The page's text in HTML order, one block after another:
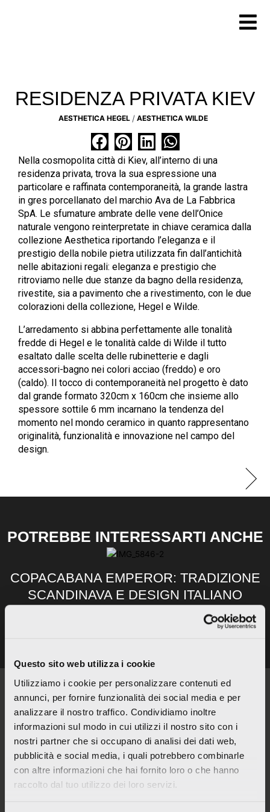
Questo sito web utilizza i cookie
Utilizziamo i cookie per personalizzare contenuti ed
annunci, per fornire funzionalità dei social media e per
analizzare il nostro traffico. Condividiamo inoltre
informazioni sul modo in cui utilizzi il nostro sito con i
nostri partner che si occupano di analisi dei dati web,
pubblicità e social media, i quali potrebbero combinarle
con altre informazioni che hai fornito loro o che hanno
raccolto dal tuo utilizzo dei loro servizi.
RESIDENZA PRIVATA KIEV
AESTHETICA HEGEL AESTHETICA WILDE
Nella cosmopolita città di Kiev, all’interno di una
residenza privata, trova la sua espressione una
particolare e raffinata contemporaneità, la grande lastra
in gres porcellanato del marchio Ava de La Fabbrica
SpA. Le sfumature ambrate delle vene dell’Onice
naturale vengono reinterpretate in chiave ceramica dalla
collezione Aesthetica riportando l’eleganza e il
prestigio della nobile pietra utilizzata fin dall’antichità
nelle abitazioni regali: eleganza e prestigio che
ritroviamo nelle due stanze da bagno della residenza,
rivestite, sia a pavimento che a rivestimento, con le due
colorazioni della collezione, Hegel e Wilde.
L’arredamento si abbina perfettamente alle tonalità
fredde di Hegel e le tonalità calde di Wilde il tutto
esaltato dalle scelta delle rubinetterie e dagli
accessori-bagno nei colori acciao (freddo) e oro
(caldo). Il tocco di contemporaneità nel progetto è dato
dal grande formato 320cm x 160cm che insieme allo
spessore sottile 6 mm incarnano la tendenza del
momento nel mondo ceramico in quanto rappresentano
originalità, funzionalità e innovazione nel campo del
design.
POTREBBE INTERESSARTI ANCHE
COPACABANA EMPEROR: TRADIZIONE
SCANDINAVA E DESIGN ITALIANO
PERFETTAMENTE UNITI
ITALCER S.p.A. SB – LA FABBRICA AVA
Via Emilia Ponente, 2070 – 48014 Castel Bolognese (RA)
Tel: +390546 659911– Fax: +390546 656223
Società soggetta a direzione e coordinamento di Wienerberger AG.